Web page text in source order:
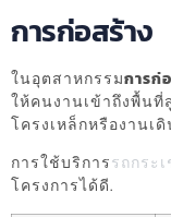
การก่อสร้าง
ในอุตสาหกรรมการก่
ให้คนงานเข้าถึงพื้น
โครงเหล็กหรืองานเ
การใช้บริการรถกระ
โครงการได้ดี.